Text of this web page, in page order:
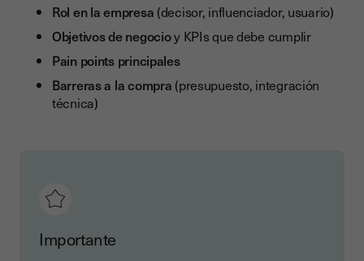
Rol en la empresa (decisor, influenciador, usuario)
Objetivos de negocioy KPIs que debe cumplir
Pain points principales
Barreras a la compra (presupuesto, integración
técnica)
Importante